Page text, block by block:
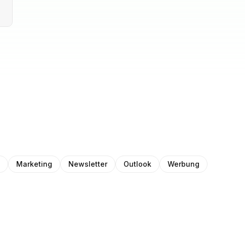
Marketing Newsletter Outlook
Werbung